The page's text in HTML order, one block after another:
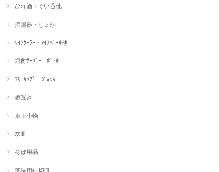
ひれ酒・ぐい呑他
酒燗器・じょか
ﾜｲﾝｸｰﾗｰ・ｱｲｽﾍﾟｰﾙ他
焼酎ｻｰﾊﾞｰ・ﾎﾞﾄﾙ
ﾌﾘｰｶｯﾌﾟ・ｼﾞｮｯｷ
箸置き
卓上小物
灰皿
そば用品
薬味用仕切皿